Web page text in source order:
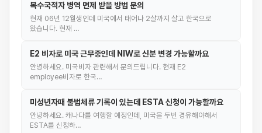
복수국적자 병역 면제 받을 방법 문의
현재 06년 12월생인데 미국에서 태어나 2살까지 살고 한국으로
왔습니다. 현재 …
E2 비자로 미국 근무중인데 NIW로 신분 변경 가능할까요
안녕하세요. 미국비자 관련해서 문의드립니다. 현재 E2
employee비자로 한국…
미성년자때 불법체류 기록이 있는데 ESTA 신청이 가능할까요
안녕하세요. 캐나다를 여행할 예정인데, 미국을 두번 경유해야해서
ESTA를 신청하…